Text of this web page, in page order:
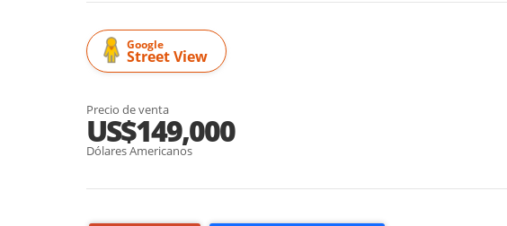
Google
Street View
Precio de venta
US$149,000
Dólares Americanos